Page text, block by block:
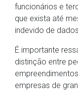
funcionários e
que exista até
indevido de
É importante
distinção entre
empresas de